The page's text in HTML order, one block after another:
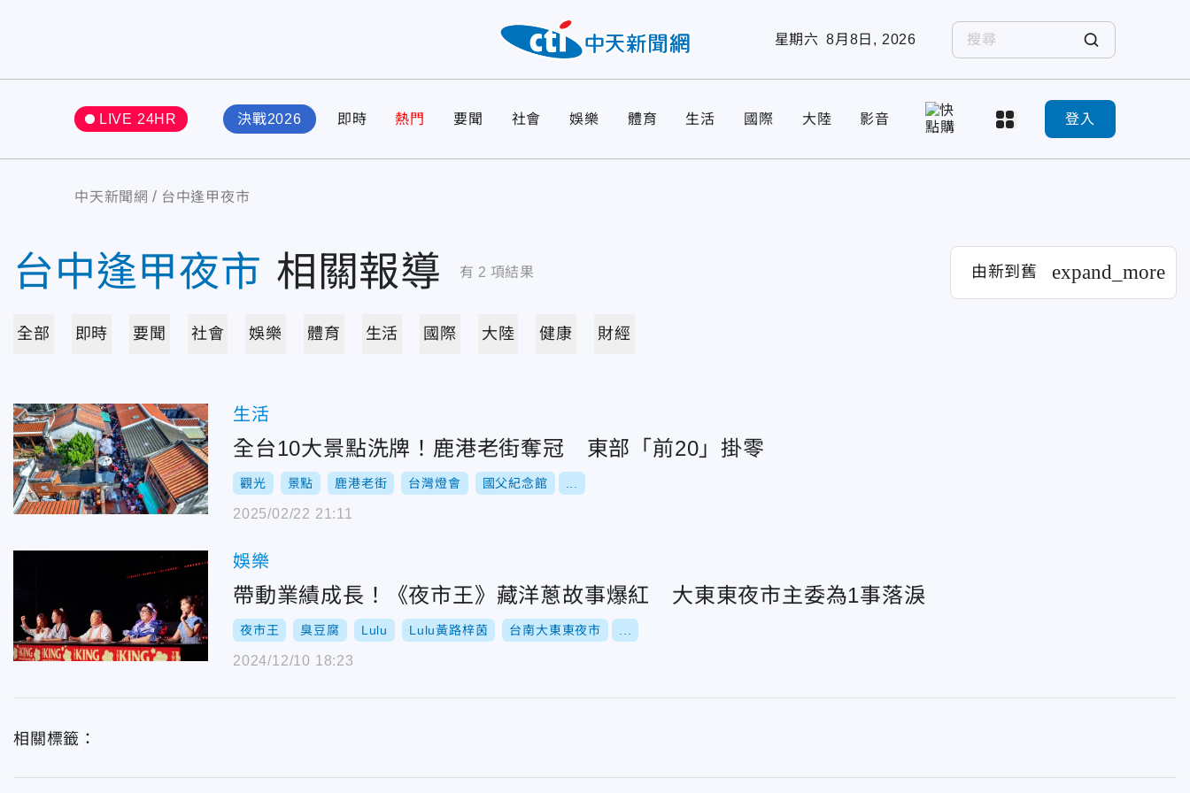
星期六 8月8日, 2026
LIVE 24HR 決戰2026 即時 熱門 要聞 社會 娛樂 體育 生活 國際 大陸 影音 登入
中天新聞網 台中逢甲夜市
台中逢甲夜市 相關報導 有 2 項結果 由新到舊 expand_more
全部 即時 要聞 社會 娛樂 體育 生活 國際 大陸 健康 財經
生活
全台10大景點洗牌！鹿港老街奪冠 東部「前20」掛零
觀光 景點 鹿港老街 台灣燈會 國父紀念館
2025/02/22 21:11
娛樂
帶動業績成長！《夜市王》藏洋蔥故事爆紅 大東東夜市主委為1事落淚
夜市王 臭豆腐 Lulu Lulu黃路梓茵 台南大東東夜市
2024/12/10 18:23
相關標籤：